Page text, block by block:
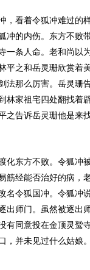
，看着令狐冲难过的
冲的内伤。东方不败
一条人命。老和尚以
平之和岳灵珊欣赏着
法那么厉害。岳灵珊
林家祖宅四处翻找着
之告诉岳灵珊他是来
化东方不败。令狐冲
筋经能否治好的病，
名令狐国冲。令狐冲
出师门。虽然被逐出
有同意投在金顶灵鹫
，并未见过什么姑娘